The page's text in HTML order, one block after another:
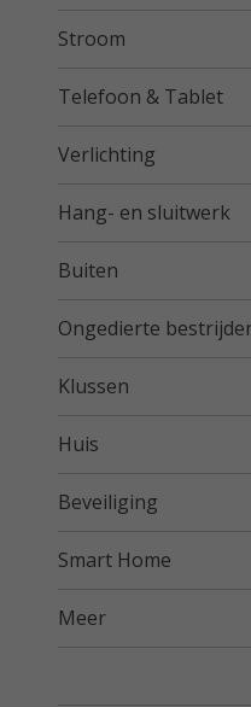
Stroom
Telefoon & Tablet
Verlichting
Hang- en sluitwerk
Buiten
Ongedierte
Klussen
Huis
Beveiliging
Smart Home
Meer